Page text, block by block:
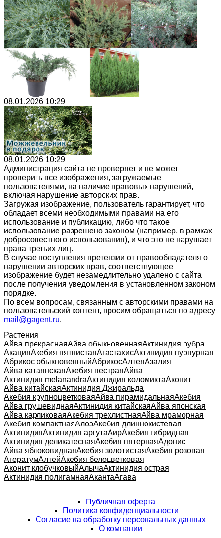
08.01.2026 10:29
08.01.2026 10:29
Администрация сайта не проверяет и не может
проверить все изображения, загружаемые
пользователями, на наличие правовых нарушений,
включая нарушение авторских прав.
Загружая изображение, пользователь гарантирует, что
обладает всеми необходимыми правами на его
использование и публикацию, либо что такое
использование разрешено законом (например, в рамках
добросовестного использования), и что это не нарушает
права третьих лиц.
В случае поступления претензии от правообладателя о
нарушении авторских прав, соответствующее
изображение будет незамедлительно удалено с сайта
после получения уведомления в установленном законом
порядке.
По всем вопросам, связанным с авторскими правами на
пользовательский контент, просим обращаться по адресу
mail@gagent.ru.
Растения
Айва прекраснаяАйва обыкновеннаяАктинидия рубра
АкацияАкебия пятнистаяАгастахисАктинидия пурпурная
Абрикос обыкновенныйАбрикосАлтеяАзалия
Айва катаянскаяАкебия пестраяАйва
Актинидия melanandraАктинидия коломиктаАконит
Айва китайскаяАктинидия Джиральда
Акебия крупноцветковаяАйва пирамидальнаяАкебия
Айва грушевиднаяАктинидия китайскаяАйва японская
Айва карликоваяАкебия трехлистнаяАйва мраморная
Акебия компактнаяАлоэАкебия длиннокистевая
АктинидияАктинидия аргутаАирАкебия гибридная
Актинидия деликатеснаяАкебия пятернаяАдонис
Айва яблоковиднаяАкебия золотистаяАкебия розовая
АгератумАлтейАкебия белоцветковая
Аконит клобучковыйАлычаАктинидия острая
Актинидия полигамнаяАкантаАгава
Публичная оферта
Политика конфиденциальности
Согласие на обработку персональных данных
О компании